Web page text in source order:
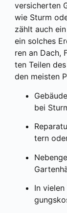
ver­si­cher­ten
wie Sturm
zählt auch
ein sol­ches
ren an Dach,
ten Tei­len
den meis­ten
bei
tern
In